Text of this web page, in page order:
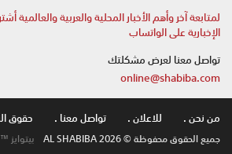
لمتابعة آخر وأهم الأخبار المحلية والعربية والعالمية
الإخبارية على الواتساب
تواصل معنا لعرض مشكلتك
online@shabiba.com
من نحن .
للاعلان . تواصل معنا . حقوق
جميع الحقوق محفوظة © AL SHABIBA 2026 بيتوايز ™